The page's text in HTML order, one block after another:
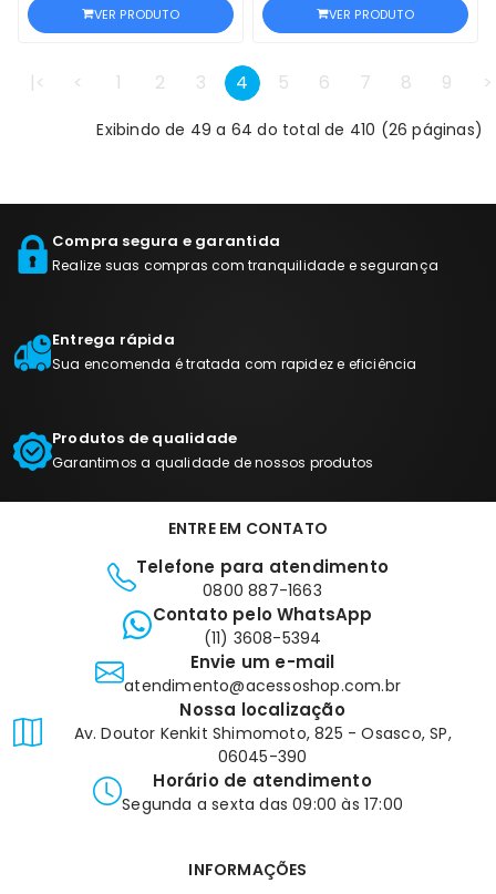
VER PRODUTO VER PRODUTO
|< < 1 2 3 4 5 6 7 8 9 >
Exibindo de 49 a 64 do total de 410 (26 páginas)
Compra segura e garantida
Realize suas compras com tranquilidade e segurança
Entrega rápida
Sua encomenda é tratada com rapidez e eficiência
Produtos de qualidade
Garantimos a qualidade de nossos produtos
ENTRE EM CONTATO
Telefone para atendimento
0800 887-1663
Contato pelo WhatsApp
(11) 3608-5394
Envie um e-mail
atendimento@acessoshop.com.br
Nossa localização
Av. Doutor Kenkit Shimomoto, 825 - Osasco, SP,
06045-390
Horário de atendimento
Segunda a sexta das 09:00 às 17:00
INFORMAÇÕES